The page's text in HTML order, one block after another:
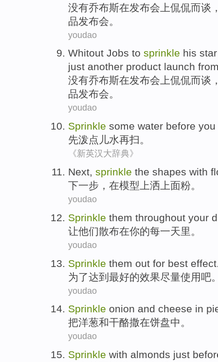
没有乔布斯在发布会上侃侃而谈
品发布会 。
youdao
Whitout Jobs to sprinkle his
just another product launch
没有乔布斯在发布会上侃侃而谈
品发布会。
youdao
Sprinkle some water before you
先泼点儿水再扫。
《新英汉大辞典》
Next, sprinkle the shapes with
下一步 ，在模型上洒 上面粉。
youdao
Sprinkle them throughout your
让他们散布在你的每一天里。
youdao
Sprinkle them out for best effect
为了达到最好的效果尽量使用吧
youdao
Sprinkle onion and cheese in
把洋葱和干酪撒在饼盘中。
youdao
Sprinkle with almonds just